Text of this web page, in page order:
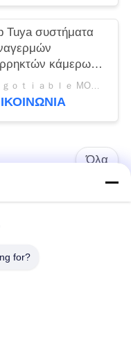
Tuya συστήματα
κάμερων
850nm TCP
4G Wifi
ｎｅｇｏｔｉａｂｌｅ MOQ:διαπραγματεύσιμος
Όλα
σώματος
κρανών
for?